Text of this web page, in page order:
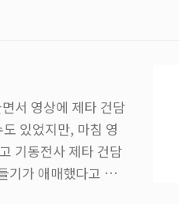
는 물건이 아니라는
화장품을 받으면
서 영상에 제타 건담
있었지만, 마침 영
기동전사 제타 건담
가 애매했다고 생각